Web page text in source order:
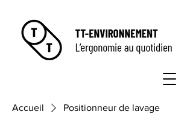
Accueil Positionneur de lavage